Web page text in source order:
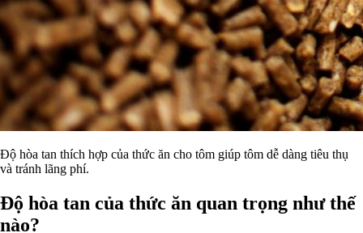
Độ hòa tan thích hợp của thức ăn cho tôm giúp tôm dễ dàng tiêu thụ
và tránh lãng phí.
Độ hòa tan của thức ăn quan trọng như thế
nào?